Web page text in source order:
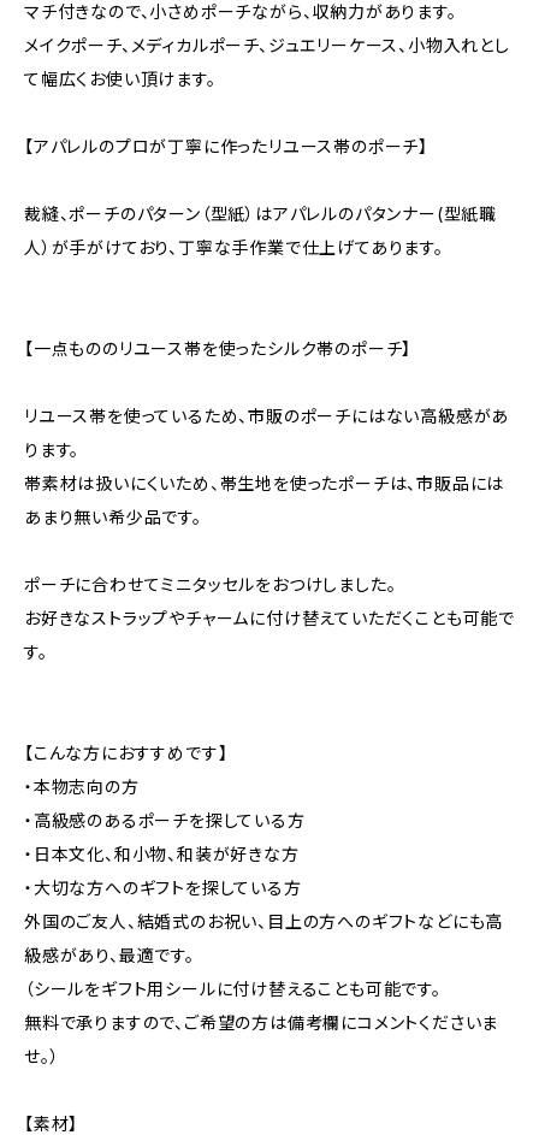
マチ付きなので、小さめポーチながら、収納力があります。
メイクポーチ、メディカルポーチ、ジュエリーケース、小物入れとし
て幅広くお使い頂けます。
【アパレルのプロが丁寧に作ったリユース帯のポーチ】
裁縫、ポーチのパターン（型紙）はアパレルのパタンナー(型紙職
人）が手がけており、丁寧な手作業で仕上げてあります。
【一点もののリユース帯を使ったシルク帯のポーチ】
リユース帯を使っているため、市販のポーチにはない高級感があ
ります。
帯素材は扱いにくいため、帯生地を使ったポーチは、市販品には
あまり無い希少品です。
ポーチに合わせてミニタッセルをおつけしました。
お好きなストラップやチャームに付け替えていただくことも可能で
す。
【こんな方におすすめです】
・本物志向の方
・高級感のあるポーチを探している方
・日本文化、和小物、和装が好きな方
・大切な方へのギフトを探している方
外国のご友人、結婚式のお祝い、目上の方へのギフトなどにも高
級感があり、最適です。
（シールをギフト用シールに付け替えることも可能です。
無料で承りますので、ご希望の方は備考欄にコメントくださいま
せ。）
【素材】